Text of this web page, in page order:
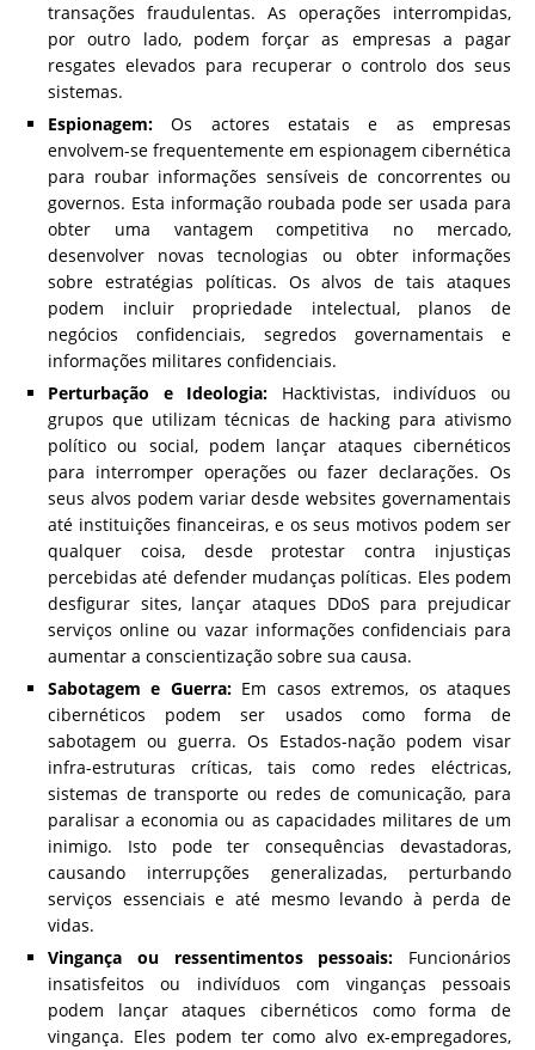
transações fraudulentas. As operações interrompidas,
por outro lado, podem forçar as empresas a pagar
resgates elevados para recuperar o controlo dos seus
sistemas.
Espionagem: Os actores estatais e as empresas
envolvem-se frequentemente em espionagem cibernética
para roubar informações sensíveis de concorrentes ou
governos. Esta informação roubada pode ser usada para
obter uma vantagem competitiva no mercado,
desenvolver novas tecnologias ou obter informações
sobre estratégias políticas. Os alvos de tais ataques
podem incluir propriedade intelectual, planos de
negócios confidenciais, segredos governamentais e
informações militares confidenciais.
Perturbação e Ideologia: Hacktivistas, indivíduos ou
grupos que utilizam técnicas de hacking para ativismo
político ou social, podem lançar ataques cibernéticos
para interromper operações ou fazer declarações. Os
seus alvos podem variar desde websites governamentais
até instituições financeiras, e os seus motivos podem ser
qualquer coisa, desde protestar contra injustiças
percebidas até defender mudanças políticas. Eles podem
desfigurar sites, lançar ataques DDoS para prejudicar
serviços online ou vazar informações confidenciais para
aumentar a conscientização sobre sua causa.
Sabotagem e Guerra:Em casos extremos, os ataques
cibernéticos podem ser usados ​​como forma de
sabotagem ou guerra. Os Estados-nação podem visar
infra-estruturas críticas, tais como redes eléctricas,
sistemas de transporte ou redes de comunicação, para
paralisar a economia ou as capacidades militares de um
inimigo. Isto pode ter consequências devastadoras,
causando interrupções generalizadas, perturbando
serviços essenciais e até mesmo levando à perda de
vidas.
Vingança ou ressentimentos pessoais: Funcionários
insatisfeitos ou indivíduos com vinganças pessoais
podem lançar ataques cibernéticos como forma de
vingança. Eles podem ter como alvo ex-empregadores,